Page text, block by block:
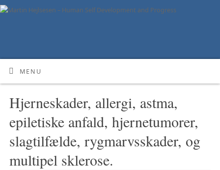
MENU
Hjerneskader, allergi, astma,
epiletiske anfald, hjernetumorer,
slagtilfælde, rygmarvsskader, og
multipel sklerose.